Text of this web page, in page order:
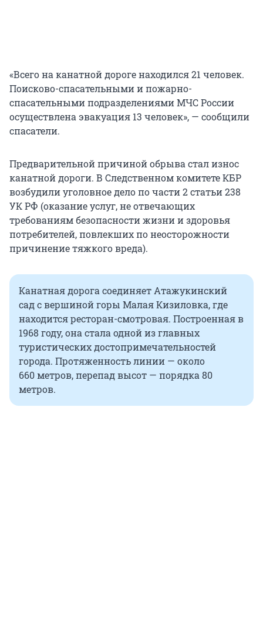
«Всего на канатной дороге находился 21 человек.
Поисково-спасательными и пожарно-
спасательными подразделениями МЧС России
осуществлена эвакуация 13 человек», — сообщили
спасатели.
Предварительной причиной обрыва стал износ
канатной дороги. В Следственном комитете КБР
возбудили уголовное дело по части 2статьи 238
УК РФ (оказание услуг, не отвечающих
требованиям безопасности жизни и здоровья
потребителей, повлекших по неосторожности
причинение тяжкого вреда).
Канатная дорога соединяет Атажукинский
сад с вершиной горы Малая Кизиловка, где
находится ресторан-смотровая. Построенная в
1968 году, она стала одной из главных
туристических достопримечательностей
города. Протяженность линии — около
660 метров, перепад высот — порядка 80
метров.